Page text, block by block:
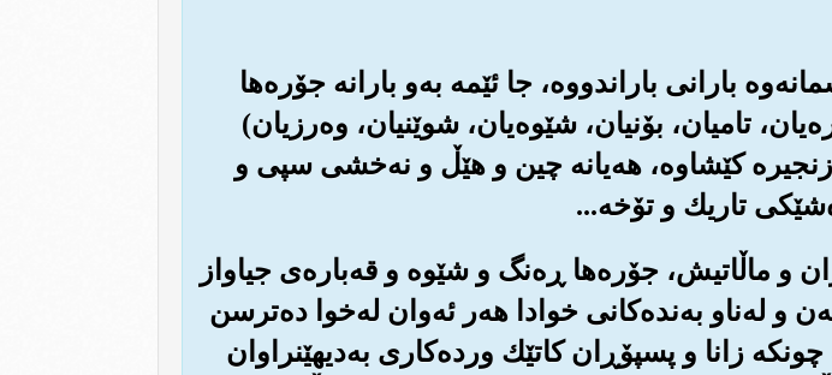
بارانی باراندووه‌، جا ئێمه به‌و بارانه جۆره‌ها
تامیان، بۆنیان، شێوه‌یان، شوێنیان، وه‌رزیان)
کێشاوه‌، هه‌یانه چین و هێڵ و نه‌خشی سپی و
تاریك و تۆخه‌...
و ماڵاتیش، جۆره‌ها ڕه‌نگ و شێوه و قه‌باره‌ی جیاواز
و له‌ناو به‌نده‌کانی خوادا هه‌ر ئه‌وان له‌خوا ده‌ترسن
زانا و پسپۆڕان کاتێك ورده‌کاری به‌دیهێنراوان